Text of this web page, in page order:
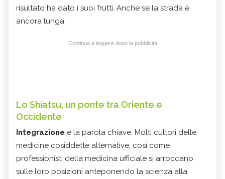
risultato ha dato i suoi frutti. Anche se la strada è
ancora lunga.
Continua a leggere dopo la pubblicità
Lo Shiatsu, un ponte tra Oriente e
Occidente
Integrazione è la parola chiave. Molti cultori delle
medicine cosiddette alternative, così come
professionisti della medicina ufficiale si arroccano
sulle loro posizioni anteponendo la scienza alla